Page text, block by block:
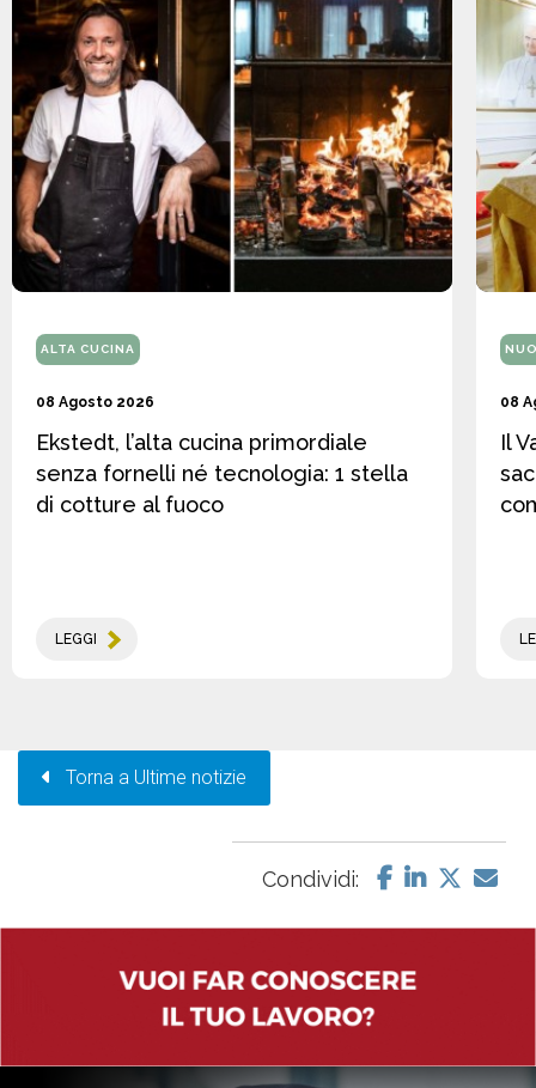
ALTA CUCINA
08 Agosto 2026
Ekstedt, l’alta cucina primordiale
senza fornelli né tecnologia: 1 stella
di cotture al fuoco
LEGGI
08
Il
Torna a Ultime notizie
Condividi: